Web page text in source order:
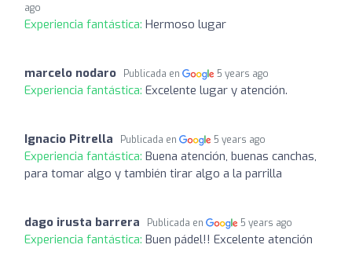
ago
Experiencia fantástica: Hermoso lugar
marcelo nodaro Publicada en 5 years ago
Experiencia fantástica: Excelente lugar y atención.
Ignacio Pitrella Publicada en 5 years ago
Experiencia fantástica: Buena atención, buenas canchas,
para tomar algo y también tirar algo a la parrilla
dago irusta barrera Publicada en 5 years ago
Experiencia fantástica: Buen pádel!! Excelente atención